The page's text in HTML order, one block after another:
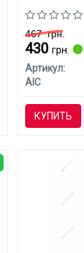
467грн.
430грн.
Артикул:
AIC
КУПИТЬ